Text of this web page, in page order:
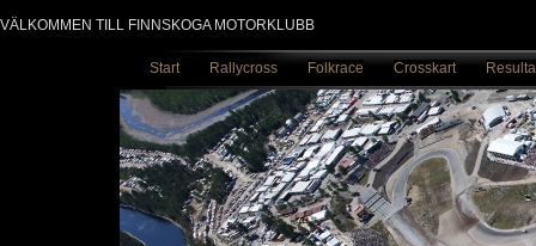
VÄLKOMMEN TILL FINNSKOGA MOTORKLUBB
Start Rallycross Folkrace Crosskart